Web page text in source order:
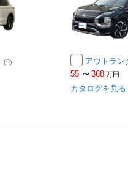
(9)
アウトラ
55 〜 368 万円
カタログを見る